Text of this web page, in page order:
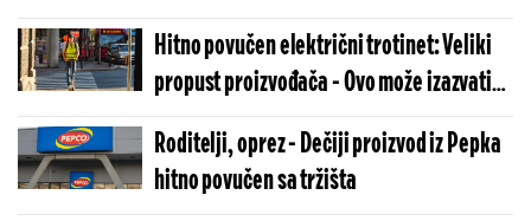
Hitno povučen električni trotinet: Veliki
propust proizvođača - Ovo može izazvati
ozbiljne povrede
Roditelji, oprez - Dečiji proizvod iz Pepka
hitno povučen sa tržišta